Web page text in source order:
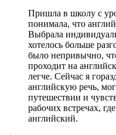
Пришла в школу с
понимала, что
Выбрала
хотелось больше
было непривычно,
проходит на
легче. Сейчас я
английскую речь,
путешествии и
рабочих встречах,
английский.